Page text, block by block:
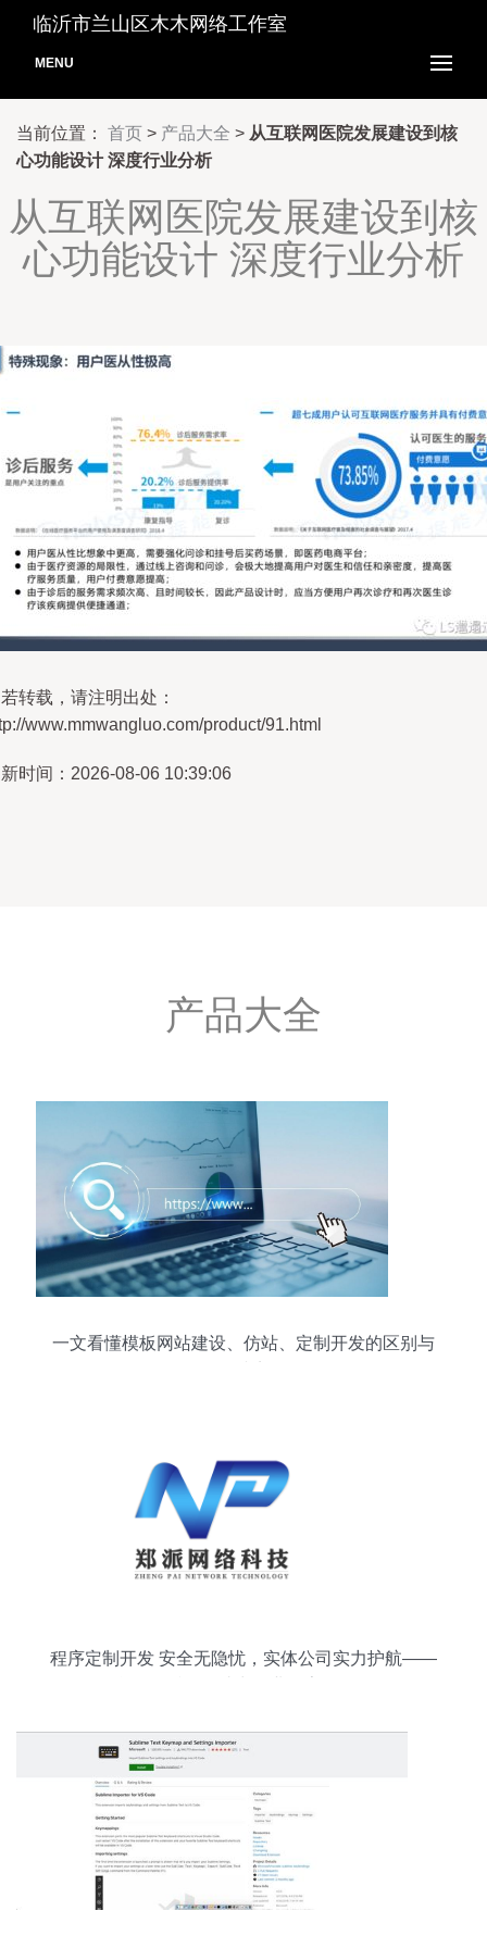
临沂市兰山区木木网络工作室
MENU
当前位置： 首页 > 产品大全 > 从互联网医院发展建设到核
心功能设计 深度行业分析
从互联网医院发展建设到核
心功能设计 深度行业分析
转载，请注明出处：
www.mmwangluo.com/product/91.html
时间：2026-08-06 10:39:06
产品大全
一文看懂模板网站建设、仿站、定制开发的区别与
程序定制开发 安全无隐忧，实体公司实力护航——